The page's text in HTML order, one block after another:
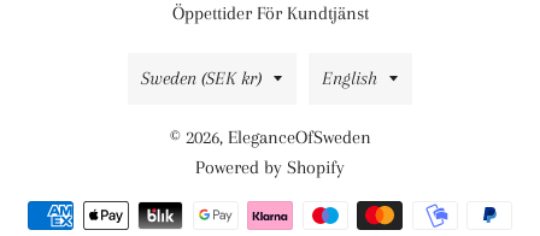
Öppettider För Kundtjänst
Country/region
Sweden (SEK kr) Language
English
© 2026, EleganceOfSweden
Powered by Shopify
Payment